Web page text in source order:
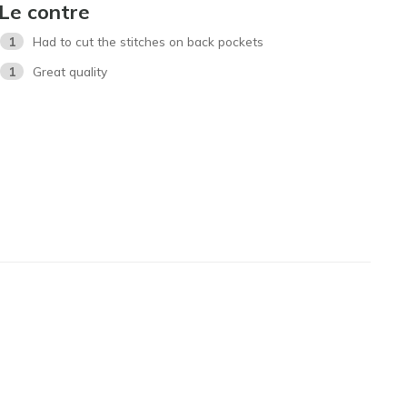
Le contre
1
Had to cut the stitches on back pockets
1
Great quality